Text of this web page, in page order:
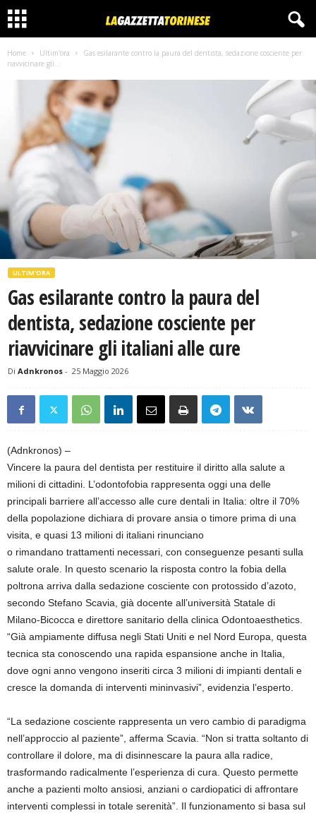
Home Ultim'ora
Gas esilarante contro la paura del dentista, sedazione cosciente per
riavvicinare gli...
ULTIM'ORA
Gas esilarante contro la paura del
dentista, sedazione cosciente per
riavvicinare gli italiani alle cure
Di Adnkronos - 25 Maggio 2026
(Adnkronos) –
Vincere la paura del dentista per restituire il diritto alla salute a
milioni di cittadini. L’odontofobia rappresenta oggi una delle
principali barriere all’accesso alle cure dentali in Italia: oltre il 70%
della popolazione dichiara di provare ansia o timore prima di una
visita, e quasi 13 milioni di italiani rinunciano
o rimandano trattamenti necessari, con conseguenze pesanti sulla
salute orale. In questo scenario la risposta contro la fobia della
poltrona arriva dalla sedazione cosciente con protossido d’azoto,
secondo Stefano Scavia, già docente all’università Statale di
Milano-Bicocca e direttore sanitario della clinica Odontoaesthetics.
“Già ampiamente diffusa negli Stati Uniti e nel Nord Europa, questa
tecnica sta conoscendo una rapida espansione anche in Italia,
dove ogni anno vengono inseriti circa 3 milioni di impianti dentali e
cresce la domanda di interventi mininvasivi”, evidenzia l’esperto.
“La sedazione cosciente rappresenta un vero cambio di paradigma
nell’approccio al paziente”, afferma Scavia. “Non si tratta soltanto di
controllare il dolore, ma di disinnescare la paura alla radice,
trasformando radicalmente l’esperienza di cura. Questo permette
anche a pazienti molto ansiosi, anziani o cardiopatici di affrontare
interventi complessi in totale serenità”. Il funzionamento si basa sul